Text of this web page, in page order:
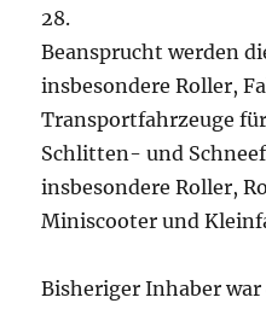
28.
Beansprucht werden
insbesondere Roller,
Transportfahrzeuge
Schlitten- und
insbesondere Roller,
Miniscooter und
Bisheriger Inhaber war